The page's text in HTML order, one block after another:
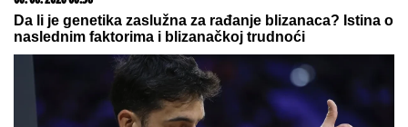
Otkriveno koliko je Dragan Stanković STARIJI OD
VERENICE Aleksandre: Krili mesecima ovaj
podatak, sada se sve saznalo